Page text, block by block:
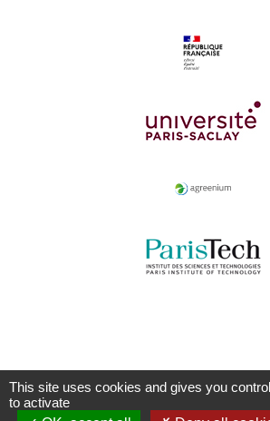
This site uses cookies and gives you
to activate